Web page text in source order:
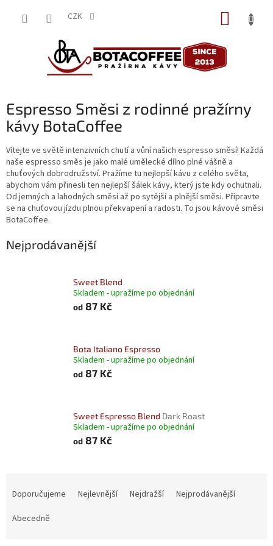
CZK
Espresso Směsi z rodinné pražírny
kávy BotaCoffee
Vítejte ve světě intenzivních chutí a vůní našich espresso směsí! Každá
naše espresso směs je jako malé umělecké dílno plné vášně a
chuťových dobrodružství. Pražíme tu nejlepší kávu z celého světa,
abychom vám přinesli ten nejlepší šálek kávy, který jste kdy ochutnali.
Od jemných a lahodných směsí až po sytější a plnější směsi. Připravte
se na chuťovou jízdu plnou překvapení a radosti. To jsou kávové směsi
BotaCoffee.
Nejprodávanější
Sweet Blend
Skladem - upražíme po objednání
od 87 Kč
Bota Italiano Espresso
Skladem - upražíme po objednání
od 87 Kč
Sweet Espresso Blend Dark Roast
Skladem - upražíme po objednání
od 87 Kč
Doporučujeme Nejlevnější Nejdražší
Nejprodávanější
Abecedně